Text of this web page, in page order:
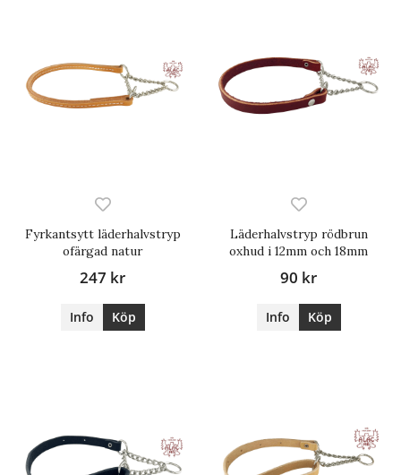
Fyrkantsytt läderhalvstryp
ofärgad natur
247 kr
Info Köp
Läderhalvstryp rödbrun
oxhud i 12mm och 18mm
90 kr
Info Köp